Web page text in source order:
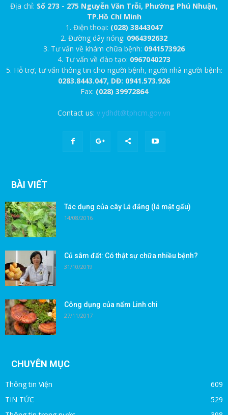
Địa chỉ: Số 273 - 275 Nguyễn Văn Trỗi, Phường Phú Nhuận,
TP.Hồ Chí Minh
1. Điện thoại: (028) 38443047
2. Đường dây nóng: 0964392632
3. Tư vấn về khám chữa bệnh: 0941573926
4. Tư vấn về đào tạo: 0967040273
5. Hỗ trợ, tư vấn thông tin cho người bệnh, người nhà người bệnh:
0283.8443.047, DĐ: 0941.573.926
Fax: (028) 39972864
Contact us: v.ydhdt@tphcm.gov.vn
BÀI VIẾT
Tác dụng của cây Lá đắng (lá mật gấu)
14/08/2016
Củ sâm đất: Có thật sự chữa nhiều bệnh?
31/10/2019
Công dụng của nấm Linh chi
27/11/2017
CHUYÊN MỤC
Thông tin Viện
609
TIN TỨC
529